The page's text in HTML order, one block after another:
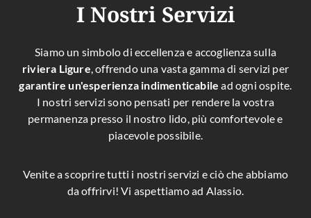
I Nostri Servizi
Siamo un simbolo di eccellenza e accoglienza sulla
riviera Ligure, offrendo una vasta gamma di servizi per
garantire un'esperienza indimenticabile ad ogni ospite.
I nostri servizi sono pensati per rendere la vostra
permanenza presso il nostro lido, più comfortevole e
piacevole possibile.
Venite a scoprire tutti i nostri servizi e ciò che abbiamo
da offrirvi! Vi aspettiamo ad Alassio.